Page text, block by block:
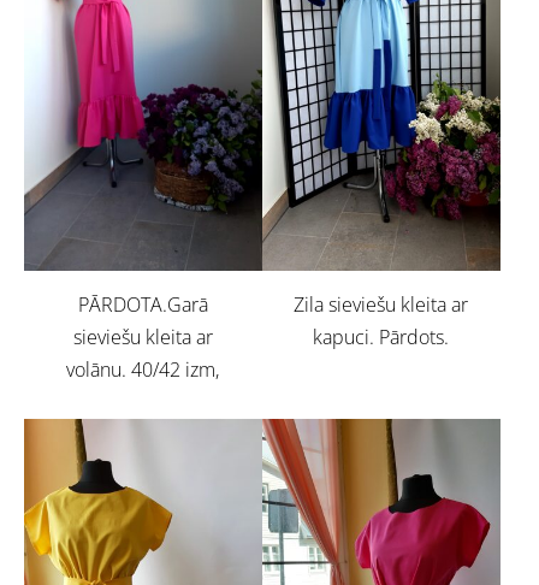
PĀRDOTA.Garā
sieviešu kleita ar
volānu. 40/42 izm,
Zila sieviešu kleita ar
kapuci. Pārdots.